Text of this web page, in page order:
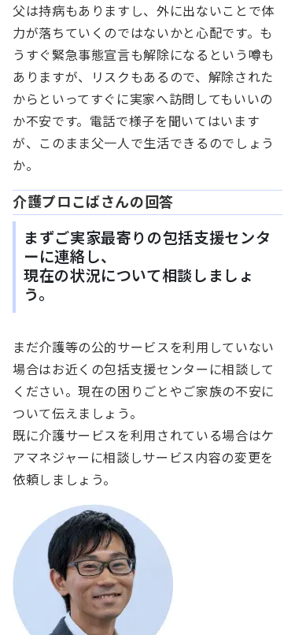
父は持病もありますし、外に出ないことで体
力が落ちていくのではないかと心配です。も
うすぐ緊急事態宣言も解除になるという噂も
ありますが、リスクもあるので、解除された
からといってすぐに実家へ訪問してもいいの
か不安です。電話で様子を聞いてはいます
が、このまま父一人で生活できるのでしょう
か。
介護プロこばさんの回答
まずご実家最寄りの包括支援センタ
ーに連絡し、
現在の状況について相談しましょ
う。
まだ介護等の公的サービスを利用していない
場合はお近くの包括支援センターに相談して
ください。現在の困りごとやご家族の不安に
ついて伝えましょう。
既に介護サービスを利用されている場合はケ
アマネジャーに相談しサービス内容の変更を
依頼しましょう。